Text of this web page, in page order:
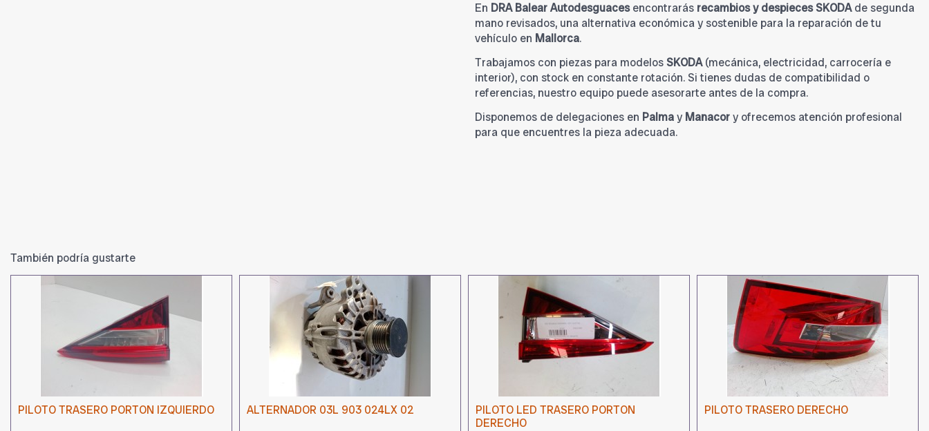
En DRA Balear Autodesguacesencontrarás recambios y despieces SKODAde segunda
mano revisados, una alternativa económica y sostenible para la reparación de tu
vehículo en Mallorca.
Trabajamos con piezas para modelosSKODA(mecánica, electricidad, carrocería e
interior), con stock en constante rotación. Si tienes dudas de compatibilidad o
referencias, nuestro equipo puede asesorarte antes de la compra.
Disponemos de delegaciones en Palmay Manacory ofrecemos atención profesional
para que encuentres la pieza adecuada.
También podría gustarte
PILOTO TRASERO PORTON IZQUIERDO ALTERNADOR 03L 903 024LX 02
PILOTO LED TRASERO PORTON
DERECHO
PILOTO TRASERO DERECHO